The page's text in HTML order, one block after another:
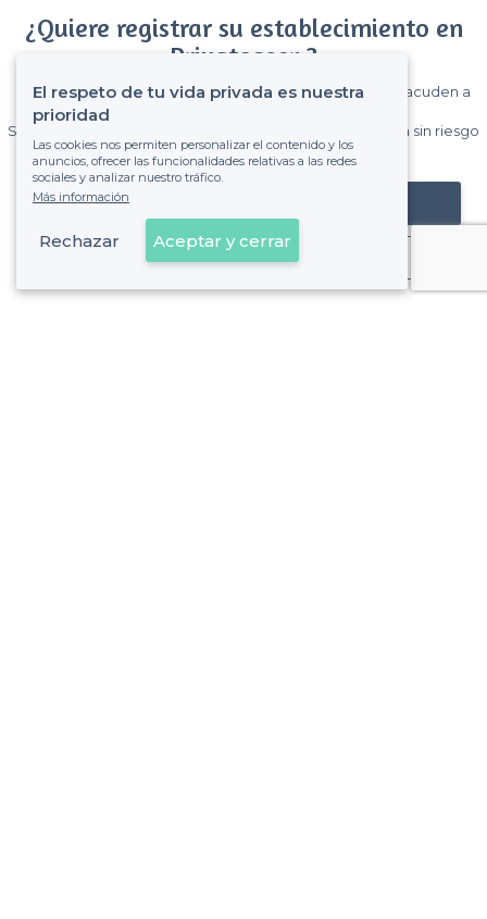
¿Quiere registrar su establecimiento en
Privateaser ?
Gane muchos clientes entre el millón de visitantes que acuden a
Sin comisiones y sin compromiso, pagas una cantidad fija sin riesgo
de ver la factura.
Registrar mi establecimiento
Ya es cliente
El respeto de tu vida privada es nuestra
prioridad
Las cookies nos permiten personalizar el contenido y los
anuncios, ofrecer las funcionalidades relativas a las redes
sociales y analizar nuestro tráfico.
Más información
Rechazar Aceptar y cerrar